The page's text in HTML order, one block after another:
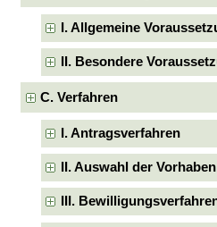
I. Allgemeine
II. Besondere
C. Verfahren
I. Antragsverfahren
II. Auswahl der Vorhaben
III.